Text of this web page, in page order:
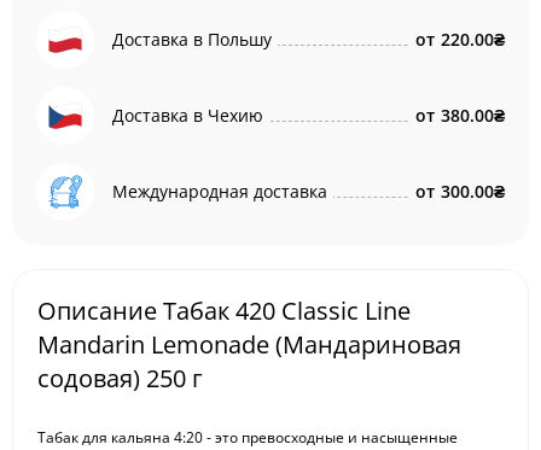
Доставка в Польшу от 220.00₴
Доставка в Чехию от 380.00₴
Международная доставка от 300.00₴
Описание Табак 420 Classic Line
Mandarin Lemonade (Мандариновая
содовая) 250 г
Табак для кальяна 4:20- это превосходные и насыщенные